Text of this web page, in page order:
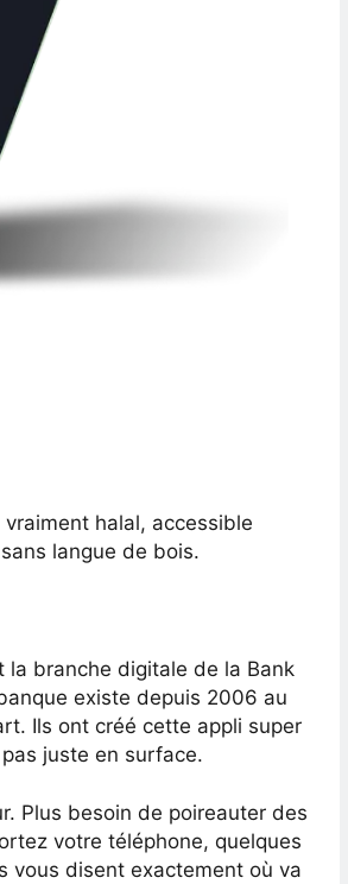
halal, accessible
langue de bois.
la branche digitale de la Bank
existe depuis 2006 au
Ils ont créé cette appli super
juste en surface.
Plus besoin de poireauter des
votre téléphone, quelques
vous disent exactement où va